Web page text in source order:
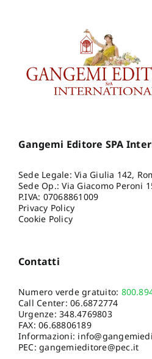
Gangemi Editore SPA
Sede Legale: Via Giulia 142,
Sede Op.: Via Giacomo Peroni
P.IVA: 07068861009
Privacy Policy
Cookie Policy
Contatti
Numero verde gratuito:
Call Center:06.6872774
Urgenze:348.4769803
FAX: 06.68806189
Informazioni:
PEC: gangemieditore@pec.it